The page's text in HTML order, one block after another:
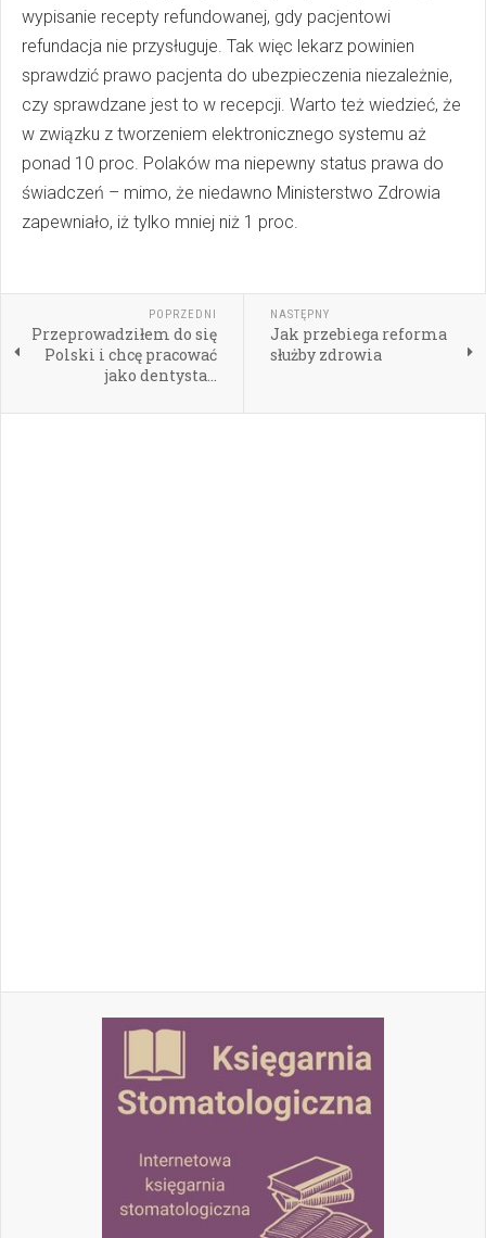
wypisanie recepty refundowanej, gdy pacjentowi
refundacja nie przysługuje. Tak więc lekarz powinien
sprawdzić prawo pacjenta do ubezpieczenia niezależnie,
czy sprawdzane jest to w recepcji. Warto też wiedzieć, że
w związku z tworzeniem elektronicznego systemu aż
ponad 10 proc. Polaków ma niepewny status prawa do
świadczeń – mimo, że niedawno Ministerstwo Zdrowia
zapewniało, iż tylko mniej niż 1 proc.
POPRZEDNI
Przeprowadziłem do się
Polski i chcę pracować
jako dentysta...
NASTĘPNY
Jak przebiega reforma
służby zdrowia